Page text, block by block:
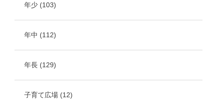
年少 (103)
年中 (112)
年長 (129)
子育て広場 (12)